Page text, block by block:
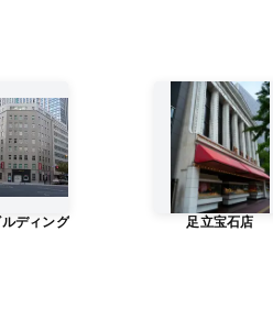
ディング 足立宝石店